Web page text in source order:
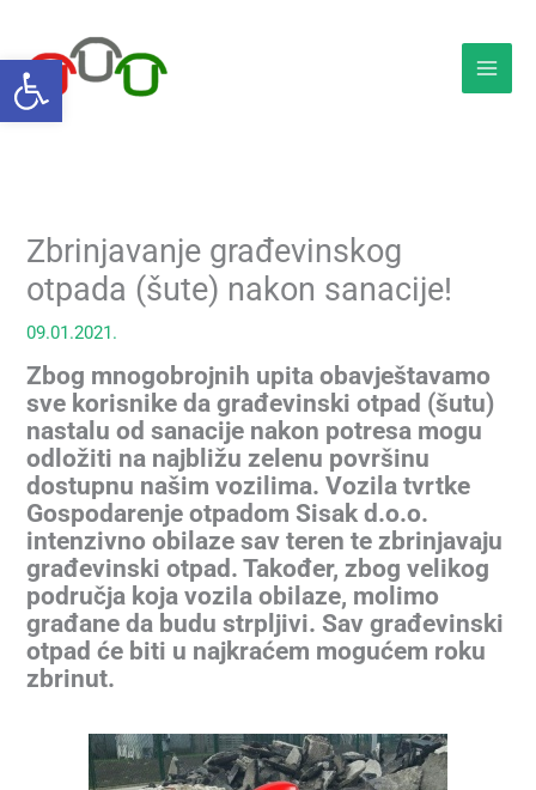
Open toolbar
content
Zbrinjavanje građevinskog
otpada (šute) nakon sanacije!
09.01.2021.
Zbog mnogobrojnih upita obavještavamo
sve korisnike da građevinski otpad (šutu)
nastalu od sanacije nakon potresa mogu
odložiti na najbližu zelenu površinu
dostupnu našim vozilima. Vozila tvrtke
Gospodarenje otpadom Sisak d.o.o.
intenzivno obilaze sav teren te zbrinjavaju
građevinski otpad. Također, zbog velikog
područja koja vozila obilaze, molimo
građane da budu strpljivi. Sav građevinski
otpad će biti u najkraćem mogućem roku
zbrinut.